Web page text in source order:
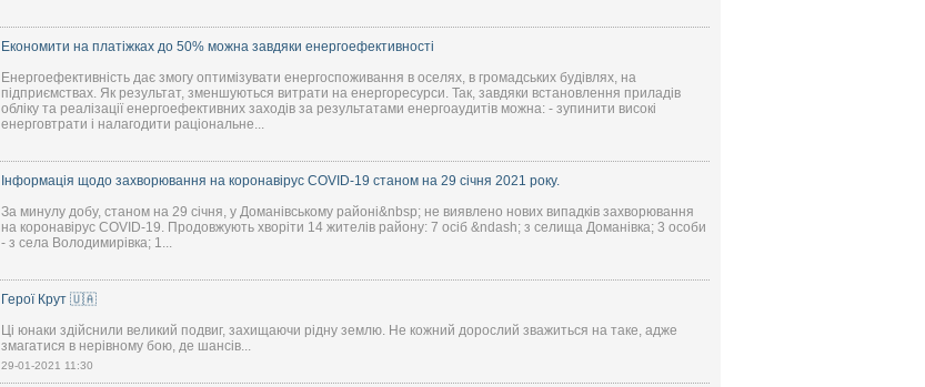
Економити на платіжках до 50% можна завдяки енергоефективності
Енергоефективність дає змогу оптимізувати енергоспоживання в оселях, в громадських будівлях, на
підприємствах. Як результат, зменшуються витрати на енергоресурси. Так, завдяки встановлення приладів
обліку та реалізації енергоефективних заходів за результатами енергоаудитів можна: - зупинити високі
енерговтрати і налагодити раціональне...
Інформація щодо захворювання на коронавірус COVID-19 станом на 29 січня 2021 року.
За минулу добу, станом на 29 січня, у Доманівському районі&nbsp; не виявлено нових випадків захворювання
на коронавірус COVID-19. Продовжують хворіти 14 жителів району: 7 осіб &ndash; з селища Доманівка; 3 особи
- з села Володимирівка; 1...
Герої Крут 🇺🇦
Ці юнаки здійснили великий подвиг, захищаючи рідну землю. Не кожний дорослий зважиться на таке, адже
змагатися в нерівному бою, де шансів...
29-01-2021 11:30